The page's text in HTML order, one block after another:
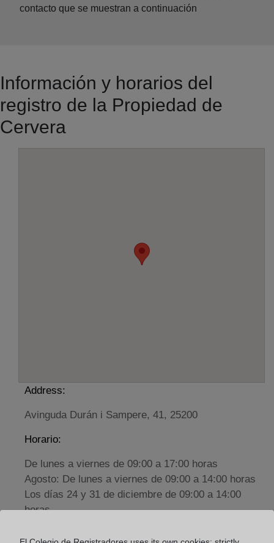
contacto que se muestran a continuación
Información y horarios del
registro de la Propiedad de
Cervera
Address:
Avinguda Durán i Sampere, 41, 25200
Horario:
De lunes a viernes de 09:00 a 17:00 horas
Agosto: De lunes a viernes de 09:00 a 14:00 horas
Los días 24 y 31 de diciembre de 09:00 a 14:00
horas